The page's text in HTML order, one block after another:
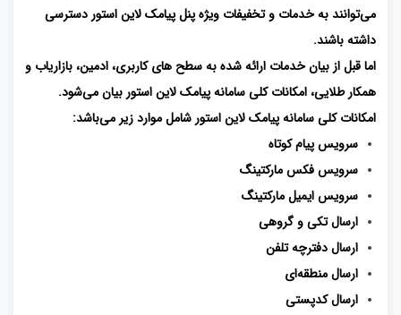
می‌توانند به خدمات و تخفیفات ویژه پنل پیامک لاین استور دسترسی
داشته باشند.
اما قبل ‌از بیان خدمات ارائه ‌شده به سطح های کاربری، ادمین، بازاریاب و
همکار طلایی، امکانات کلی سامانه پیامک لاین استور بیان می‌شود.
امکانات کلی سامانه پیامک لاین استور شامل موارد زیر می‌باشد:
سرویس پیام کوتاه
سرویس فکس مارکتینگ
سرویس ایمیل مارکتینگ
ارسال تکی و گروهی
ارسال دفترچه تلفن
ارسال منطقه‌ای
ارسال کدپستی